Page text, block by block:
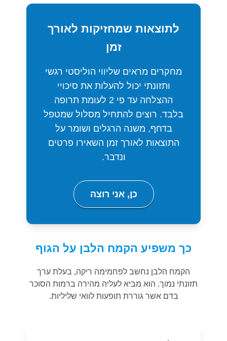
לתוצאות שמחזיקות לאורך
זמן
מחקרים מראים שליווי הוליסטי רגשי
ותזונתי יכול להעלות את סיכויי
ההצלחה עד פי 2 לעומת תרופה
בלבד. רוצים להתחיל מסלול שמטפל
בדחף, משנה הרגלים ושומר על
התוצאות לאורך זמן השאירו פרטים
ונדבר.
כן, אני רוצה
כך משפיע הקמח הלבן על הגוף
הקמח הלבן נחשב לפחמימה ריקה, בעלת ערך
תזונתי נמוך. הוא מביא לעליה מהירה ברמות הסוכר
בדם אשר גוררת תופעות לוואי שליליות.